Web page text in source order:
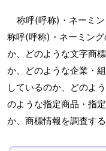
称呼(呼称)・ネーミ
称呼(呼称)・ネーミン
か、どのような文字商
か、どのような企業・
しているのか、どのよ
のような指定商品・指
か、商標情報を調査す